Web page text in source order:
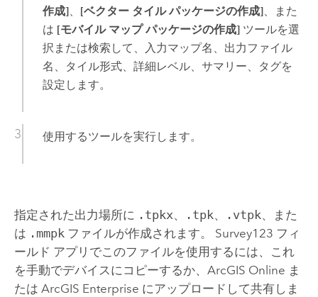
作成]、 [ベクター タイル パッケージの作成]、また
は [モバイル マップ パッケージの作成]ツールを選
択または検索して、入力マップ名、出力ファイル
名、タイル形式、詳細レベル、サマリー、タグを
設定します。
使用するツールを実行します。
指定された出力場所に .tpkx、 .tpk、 .vtpk、また
は .mmpkファイルが作成されます。 Survey123 フィ
ールド アプリでこのファイルを使用するには、これ
を手動でデバイスにコピーするか、 ArcGIS Online ま
たは ArcGIS Enterprise にアップロードして共有しま